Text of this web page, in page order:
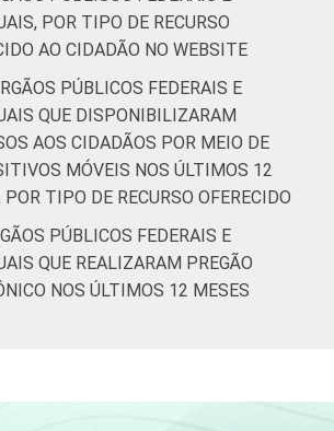
POR TIPO DE RECURSO
AO CIDADÃO NO WEBSITE
PÚBLICOS FEDERAIS E
QUE DISPONIBILIZARAM
AOS CIDADÃOS POR MEIO DE
MÓVEIS NOS ÚLTIMOS 12
POR TIPO DE RECURSO OFERECIDO
PÚBLICOS FEDERAIS E
QUE REALIZARAM PREGÃO
NOS ÚLTIMOS 12 MESES